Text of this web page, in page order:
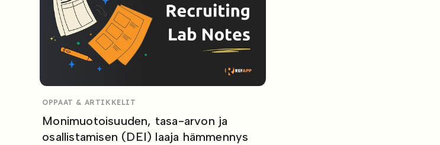
OPPAAT & ARTIKKELIT
Monimuotoisuuden, tasa-arvon ja
osallistamisen (DEI) laaja hämmennys